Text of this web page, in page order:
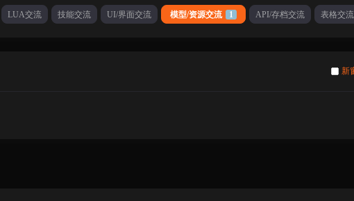
LUA交流 技能交流 UI/界面交流 模型/资源交流 1 API/存档交流 表格交流
新